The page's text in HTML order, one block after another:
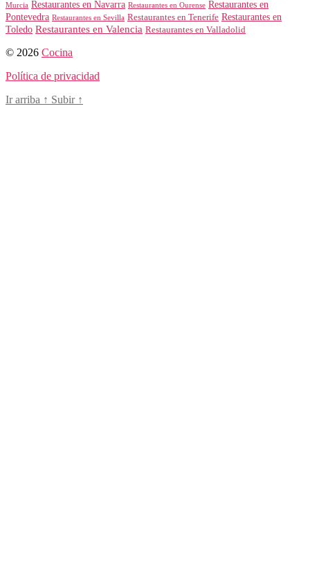
Murcia Restaurantes en Navarra Restaurantes en Ourense Restaurantes en
Pontevedra Restaurantes en Sevilla Restaurantes en Tenerife Restaurantes en
Toledo Restaurantes en Valencia Restaurantes en Valladolid
© 2026 Cocina
Política de privacidad
Ir arriba ↑ Subir ↑